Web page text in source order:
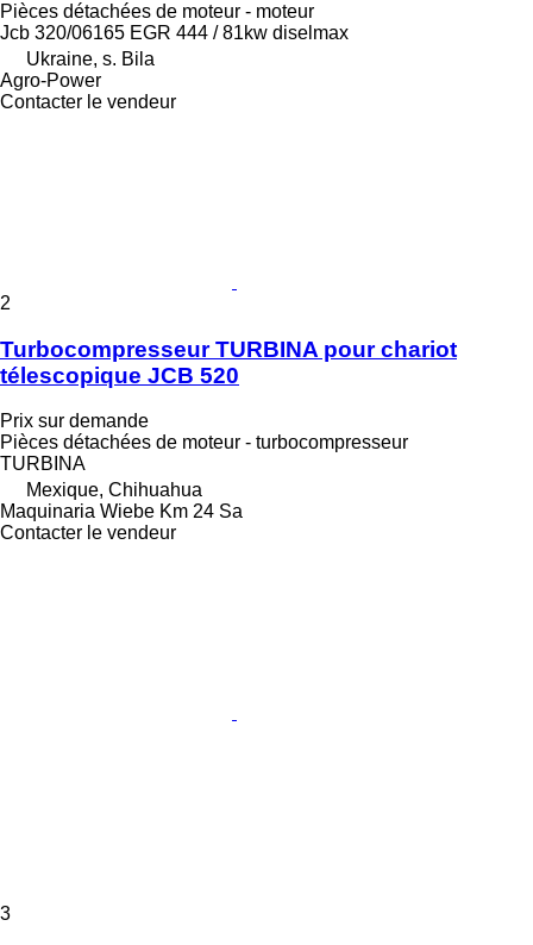
Pièces détachées de moteur - moteur
Jcb 320/06165 EGR 444 / 81kw diselmax
Ukraine, s. Bila
Agro-Power
Contacter le vendeur
2
Turbocompresseur TURBINA pour chariot
télescopique JCB 520
Prix sur demande
Pièces détachées de moteur - turbocompresseur
TURBINA
Mexique, Chihuahua
Maquinaria Wiebe Km 24 Sa
Contacter le vendeur
3